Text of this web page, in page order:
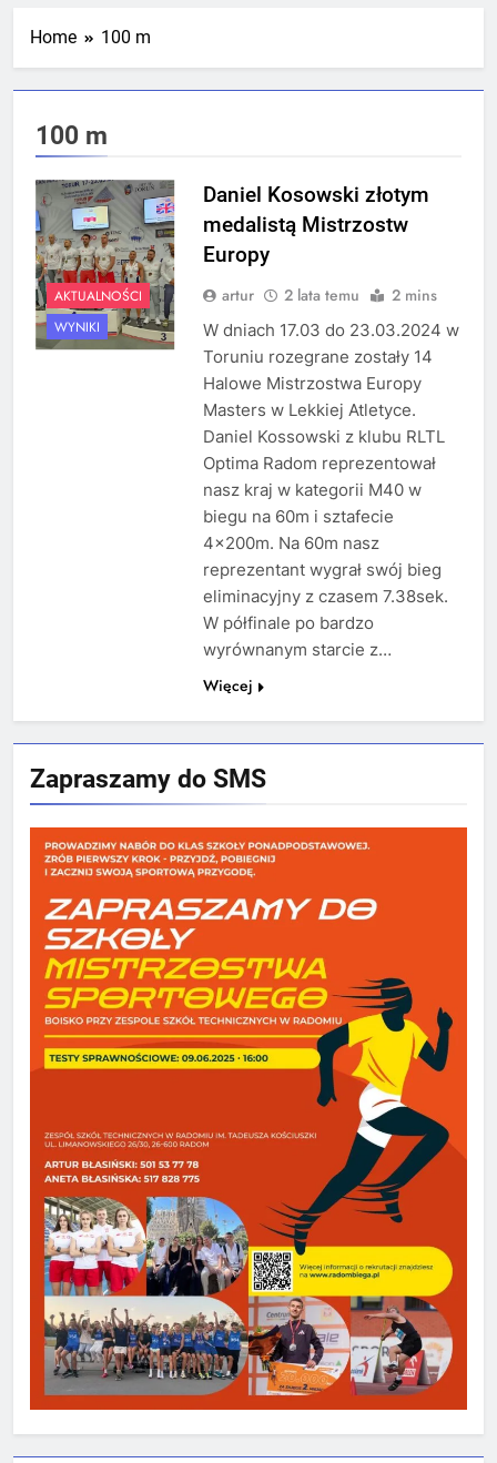
1 Tydzień Temu
Home 100 m
100 m
AKTUALNOŚCI
WYNIKI
Daniel Kosowski złotym
medalistą Mistrzostw
Europy
artur 2 lata temu 2 mins
W dniach 17.03 do 23.03.2024 w
Toruniu rozegrane zostały 14
Halowe Mistrzostwa Europy
Masters w Lekkiej Atletyce.
Daniel Kossowski z klubu RLTL
Optima Radom reprezentował
nasz kraj w kategorii M40 w
biegu na 60m i sztafecie
4x200m. Na 60m nasz
reprezentant wygrał swój bieg
eliminacyjny z czasem 7.38sek.
W półfinale po bardzo
wyrównanym starcie z…
Więcej
Zapraszamy do SMS